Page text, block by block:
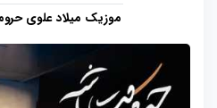
موزیک میلاد علوی